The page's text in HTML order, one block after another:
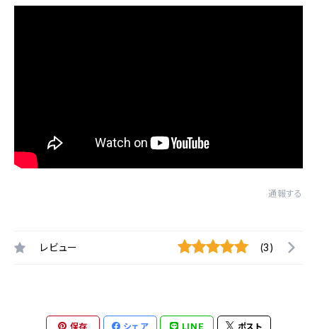
通報する
レビュー (3)
保存 シェア LINE ポスト